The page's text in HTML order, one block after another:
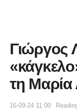
Γιώργος
τη
16-09-24 11:00